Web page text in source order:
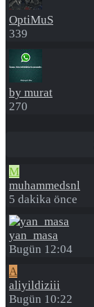
OptiMuS
339
by murat
270
M
muhammedsnl
5 dakika önce
yan_masa
Bugün 12:04
A
aliyildiziii
Bugün 10:22